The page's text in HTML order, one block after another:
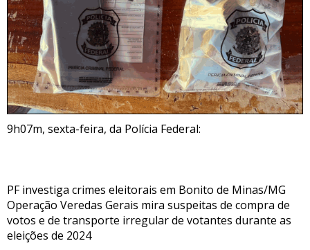
9h07m, sexta-feira, da Polícia Federal:
PF investiga crimes eleitorais em Bonito de Minas/MG
Operação Veredas Gerais mira suspeitas de compra de
votos e de transporte irregular de votantes durante as
eleições de 2024